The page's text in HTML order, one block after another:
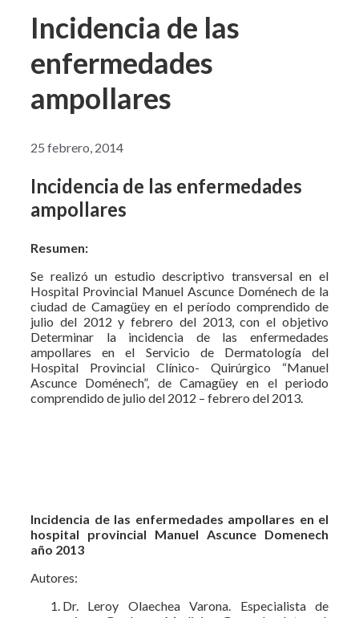
Incidencia de las
enfermedades
ampollares
25 febrero, 2014
Incidencia de las enfermedades
ampollares
Resumen:
Se realizó un estudio descriptivo transversal en el
Hospital Provincial Manuel Ascunce Doménech de la
ciudad de Camagüey en el período comprendido de
julio del 2012 y febrero del 2013, con el objetivo
Determinar la incidencia de las enfermedades
ampollares en el Servicio de Dermatología del
Hospital Provincial Clínico- Quirúrgico “Manuel
Ascunce Doménech”, de Camagüey en el periodo
comprendido de julio del 2012 – febrero del 2013.
Incidencia de las enfermedades ampollares en el
hospital provincial Manuel Ascunce Domenech
año 2013
Autores:
Dr. Leroy Olaechea Varona. Especialista de